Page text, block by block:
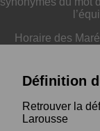
Horaire des
Définition
Retrouver la
Larousse